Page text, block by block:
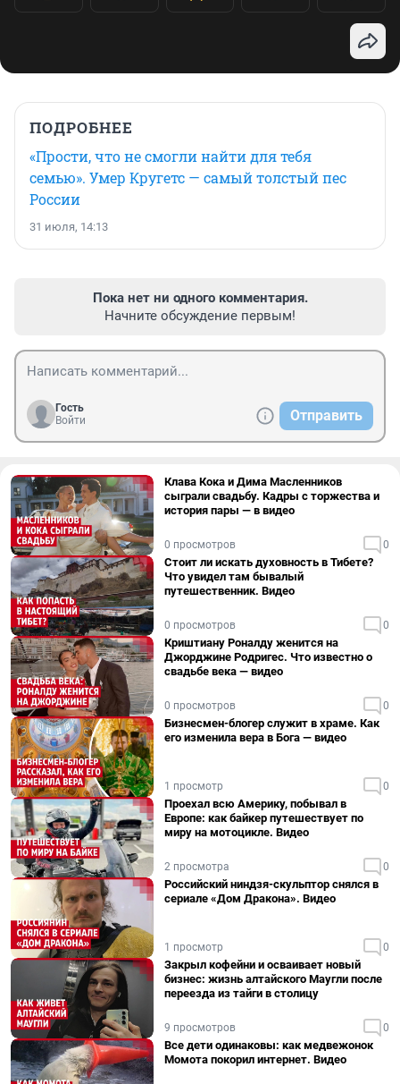
ПОДРОБНЕЕ
«Прости, что не смогли найти для тебя
семью». Умер Кругетс — самый толстый пес
России
31 июля, 14:13
Пока нет ни одного комментария.
Начните обсуждение первым!
Гость
Войти
Отправить
Клава Кока и Дима Масленников
сыграли свадьбу. Кадры с торжества и
история пары — в видео
0 просмотров 0
Стоит ли искать духовность в Тибете?
Что увидел там бывалый
путешественник. Видео
0 просмотров 0
Криштиану Роналду женится на
Джорджине Родригес. Что известно о
свадьбе века — видео
0 просмотров 0
Бизнесмен-блогер служит в храме. Как
его изменила вера в Бога — видео
1 просмотр 0
Проехал всю Америку, побывал в
Европе: как байкер путешествует по
миру на мотоцикле. Видео
2 просмотра 0
Российский ниндзя-скульптор снялся в
сериале «Дом Дракона». Видео
1 просмотр 0
Закрыл кофейни и осваивает новый
бизнес: жизнь алтайского Маугли после
переезда из тайги в столицу
9 просмотров 0
Все дети одинаковы: как медвежонок
Момота покорил интернет. Видео